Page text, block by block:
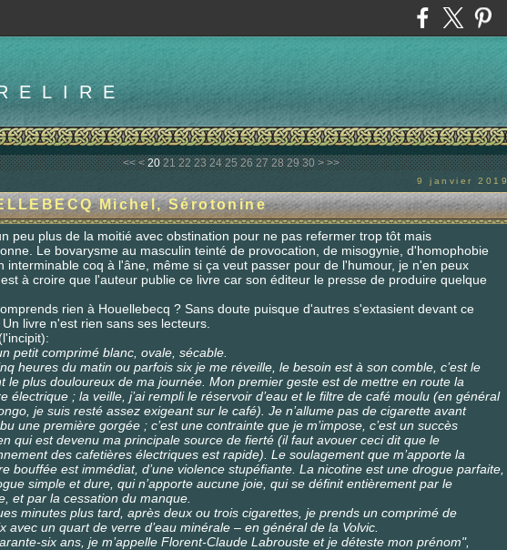
<< < 10
20 21 22 23 24 25 26 27 28 29 30 40
50
60
70
80
90
100
> >>
9 janvier 2019
Michel, Sérotonine
peu plus de la moitié avec obstination pour ne pas refermer trop tôt mais
Le bovarysme au masculin teinté de provocation, de misogynie, d'homophobie
interminable coq à l'âne, même si ça veut passer pour de l'humour, je n'en peux
à croire que l'auteur publie ce livre car son éditeur le presse de produire quelque
rien à Houellebecq ? Sans doute puisque d'autres s'extasient devant ce
livre n'est rien sans ses lecteurs.
petit comprimé blanc, ovale, sécable.
heures du matin ou parfois six je me réveille, le besoin est à son comble, c’est le
le plus douloureux de ma journée. Mon premier geste est de mettre en route la
électrique ; la veille, j’ai rempli le réservoir d’eau et le filtre de café moulu (en général
je suis resté assez exigeant sur le café). Je n’allume pas de cigarette avant
une première gorgée ; c’est une contrainte que je m’impose, c’est un succès
qui est devenu ma principale source de fierté (il faut avouer ceci dit que le
des cafetières électriques est rapide). Le soulagement que m’apporte la
bouffée est immédiat, d’une violence stupéfiante. La nicotine est une drogue parfaite,
simple et dure, qui n’apporte aucune joie, qui se définit entièrement par le
et par la cessation du manque.
minutes plus tard, après deux ou trois cigarettes, je prends un comprimé de
avec un quart de verre d’eau minérale – en général de la Volvic.
six ans, je m’appelle Florent-Claude Labrouste et je déteste mon prénom",